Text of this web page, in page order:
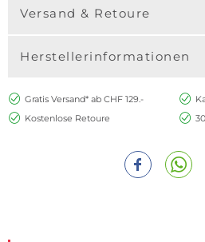
Versand & Retoure
Herstellerinformationen
Gratis Versand* ab CHF 129.-
Kostenlose Retoure